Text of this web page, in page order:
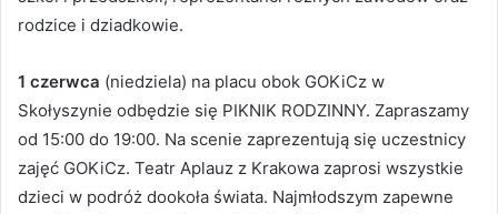
rodzice i dziadkowie.
1 czerwca (niedziela) na placu obok GOKiCz w
Skołyszynie odbędzie się PIKNIK RODZINNY. Zapraszamy
od 15:00 do 19:00. Na scenie zaprezentują się uczestnicy
zajęć GOKiCz. Teatr Aplauz z Krakowa zaprosi wszystkie
dzieci w podróż dookoła świata. Najmłodszym zapewne